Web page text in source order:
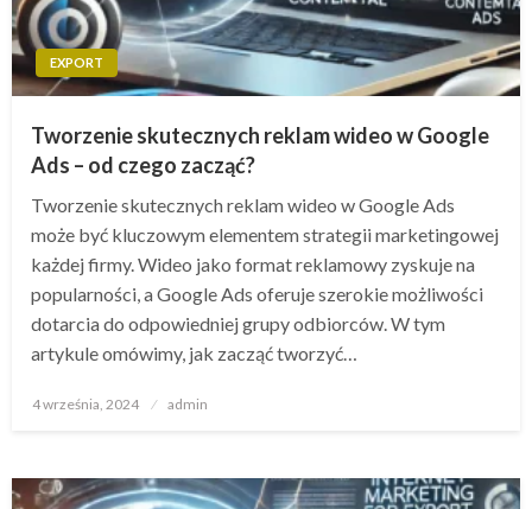
EXPORT
Tworzenie skutecznych reklam wideo w Google
Ads – od czego zacząć?
Tworzenie skutecznych reklam wideo w Google Ads
może być kluczowym elementem strategii marketingowej
każdej firmy. Wideo jako format reklamowy zyskuje na
popularności, a Google Ads oferuje szerokie możliwości
dotarcia do odpowiedniej grupy odbiorców. W tym
artykule omówimy, jak zacząć tworzyć…
Opublikowane
4 września, 2024 admin